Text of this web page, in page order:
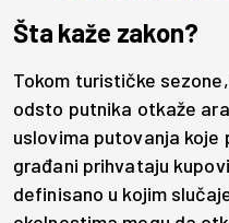
Šta kaže zakon?
Tokom turističke
odsto putnika otkaže
uslovima putovanja koje
građani prihvataju
definisano u kojim